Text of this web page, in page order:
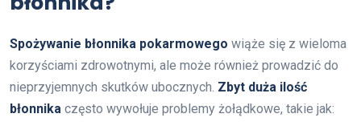
Spożywanie błonnika pokarmowego wiąże się z wieloma
korzyściami zdrowotnymi, ale może również prowadzić do
nieprzyjemnych skutków ubocznych. Zbyt duża ilość
błonnika często wywołuje problemy żołądkowe, takie jak: